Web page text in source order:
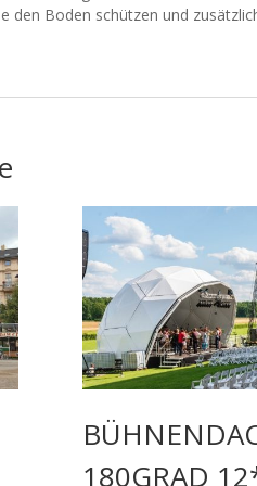
den Boden schützen und
180GRAD